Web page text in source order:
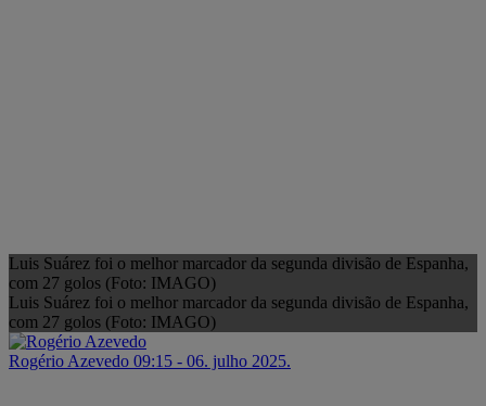
Luis Suárez foi o melhor marcador da segunda divisão de Espanha,
com 27 golos (Foto: IMAGO)
Luis Suárez foi o melhor marcador da segunda divisão de Espanha,
com 27 golos (Foto: IMAGO)
Rogério Azevedo 09:15 - 06. julho 2025.